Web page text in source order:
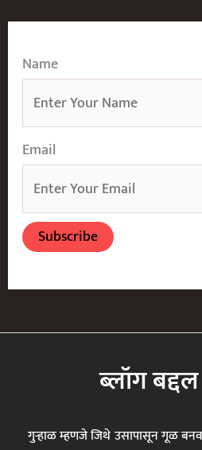
Name
Email
ब्लॉग
गुऱ्हाळ म्हणजे जिथे उसापासून गूळ